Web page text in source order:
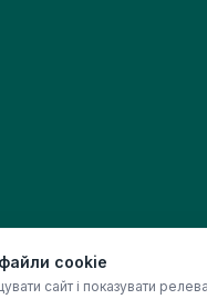
cookie
сайт і показувати